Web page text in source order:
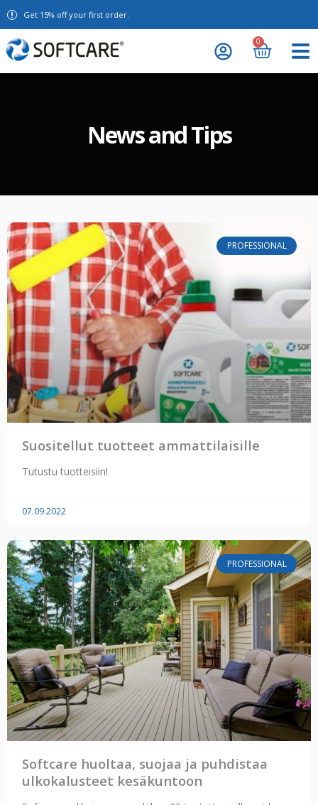
Get 15% off your first order.
0
News and Tips
PROFESSIONAL
Suositellut tuotteet ammattilaisille
Tutustu tuotteisiin!
07.09.2022
PROFESSIONAL
Softcare huoltaa, suojaa ja puhdistaa
ulkokalusteet kesäkuntoon